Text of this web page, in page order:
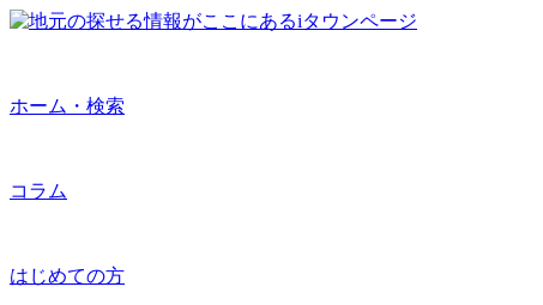
ホーム・検索
コラム
はじめての方